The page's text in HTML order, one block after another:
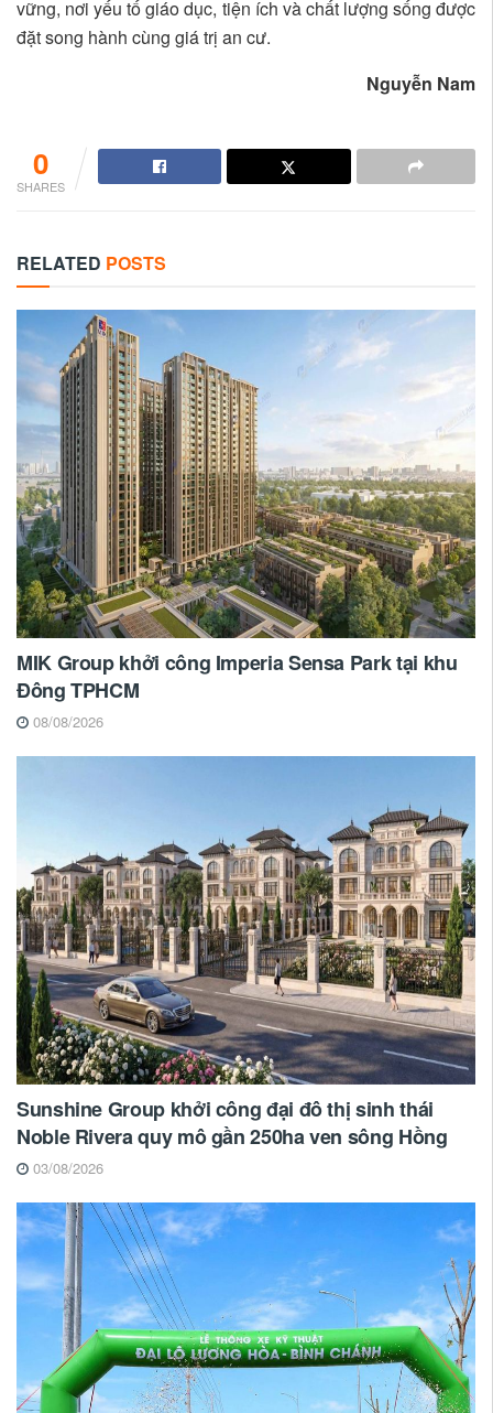
vững, nơi yếu tố giáo dục, tiện ích và chất lượng sống được
đặt song hành cùng giá trị an cư.
Nguyễn Nam
0
SHARES
RELATED POSTS
MIK Group khởi công Imperia Sensa Park tại khu
Đông TPHCM
08/08/2026
Sunshine Group khởi công đại đô thị sinh thái
Noble Rivera quy mô gần 250ha ven sông Hồng
03/08/2026